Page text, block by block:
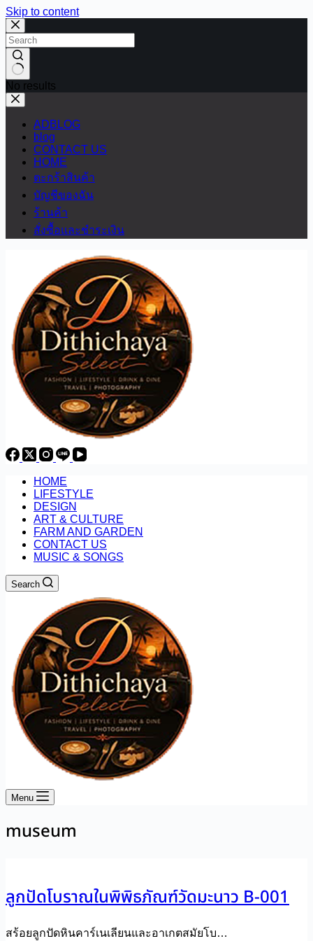
Skip to content
No results
ADBLOG
blog
CONTACT US
HOME
ตะกร้าสินค้า
บัญชีของฉัน
ร้านค้า
สั่งซื้อและชำระเงิน
HOME
LIFESTYLE
DESIGN
ART & CULTURE
FARM AND GARDEN
CONTACT US
MUSIC & SONGS
Search
Menu
museum
ลูกปัดโบราณในพิพิธภัณฑ์วัดมะนาว B-001
สร้อยลูกปัดหินคาร์เนเลียนและอาเกตสมัยโบ…